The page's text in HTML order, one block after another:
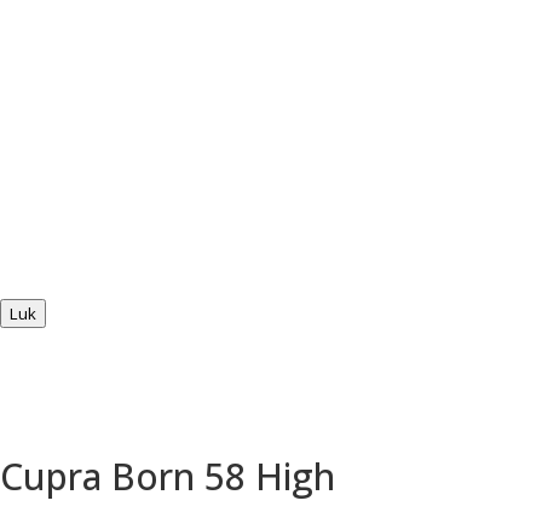
Luk
Cupra Born 58 High